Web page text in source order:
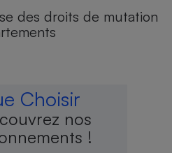
des droits de mutation
Choisir
nos
!